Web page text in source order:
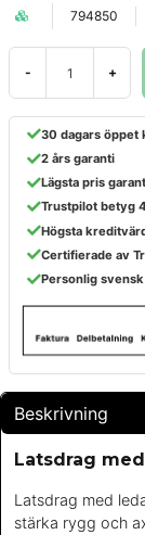
794850
- +
30 dagars öppet
2 års garanti
Lägsta pris
Trustpilot betyg
Högsta
Certifierade av
Personlig
Beskrivning
Latsdrag
Latsdrag med
stärka rygg och